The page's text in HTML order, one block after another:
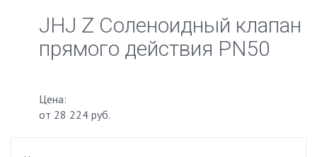
JHJ Z Соленоидный клапан
прямого действия PN50
Цена:
от 28 224 руб.